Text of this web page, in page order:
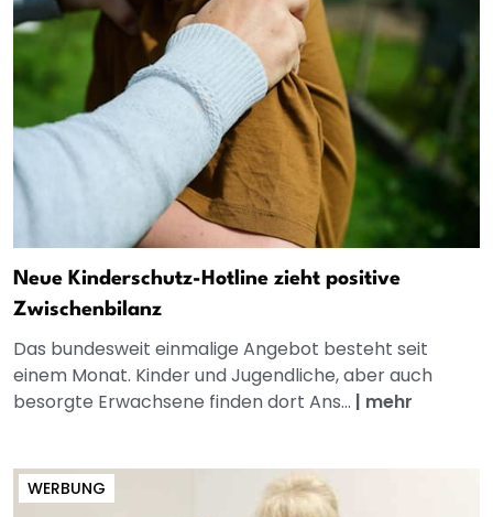
Neue Kinderschutz-Hotline zieht positive
Zwischenbilanz
Das bundesweit einmalige Angebot besteht seit
einem Monat. Kinder und Jugendliche, aber auch
besorgte Erwachsene finden dort Ans... | mehr
WERBUNG